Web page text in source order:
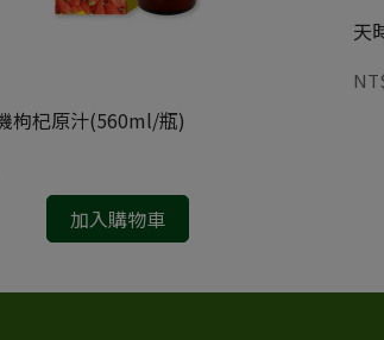
枸杞原汁(560ml/瓶)
加入購物車
天